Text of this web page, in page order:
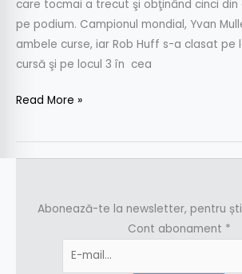
care tocmai a trecut şi obţinând cinci din
pe podium. Campionul mondial, Yvan
ambele curse, iar Rob Huff s-a clasat pe
cursă şi pe locul 3 în cea
Read More »
Abonează-te la newsletter, pentru
Cont abonament *